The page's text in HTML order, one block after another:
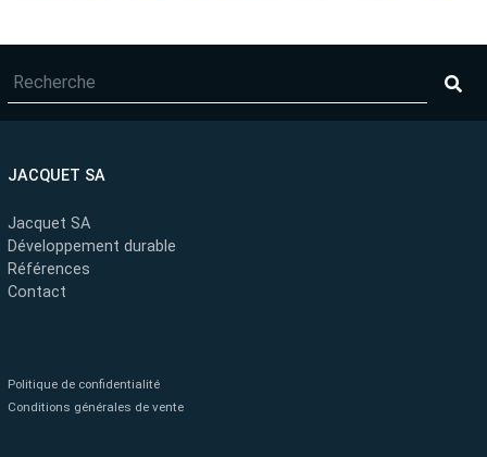
JACQUET SA
Jacquet SA
Développement durable
Références
Contact
Politique de confidentialité
Conditions générales de vente